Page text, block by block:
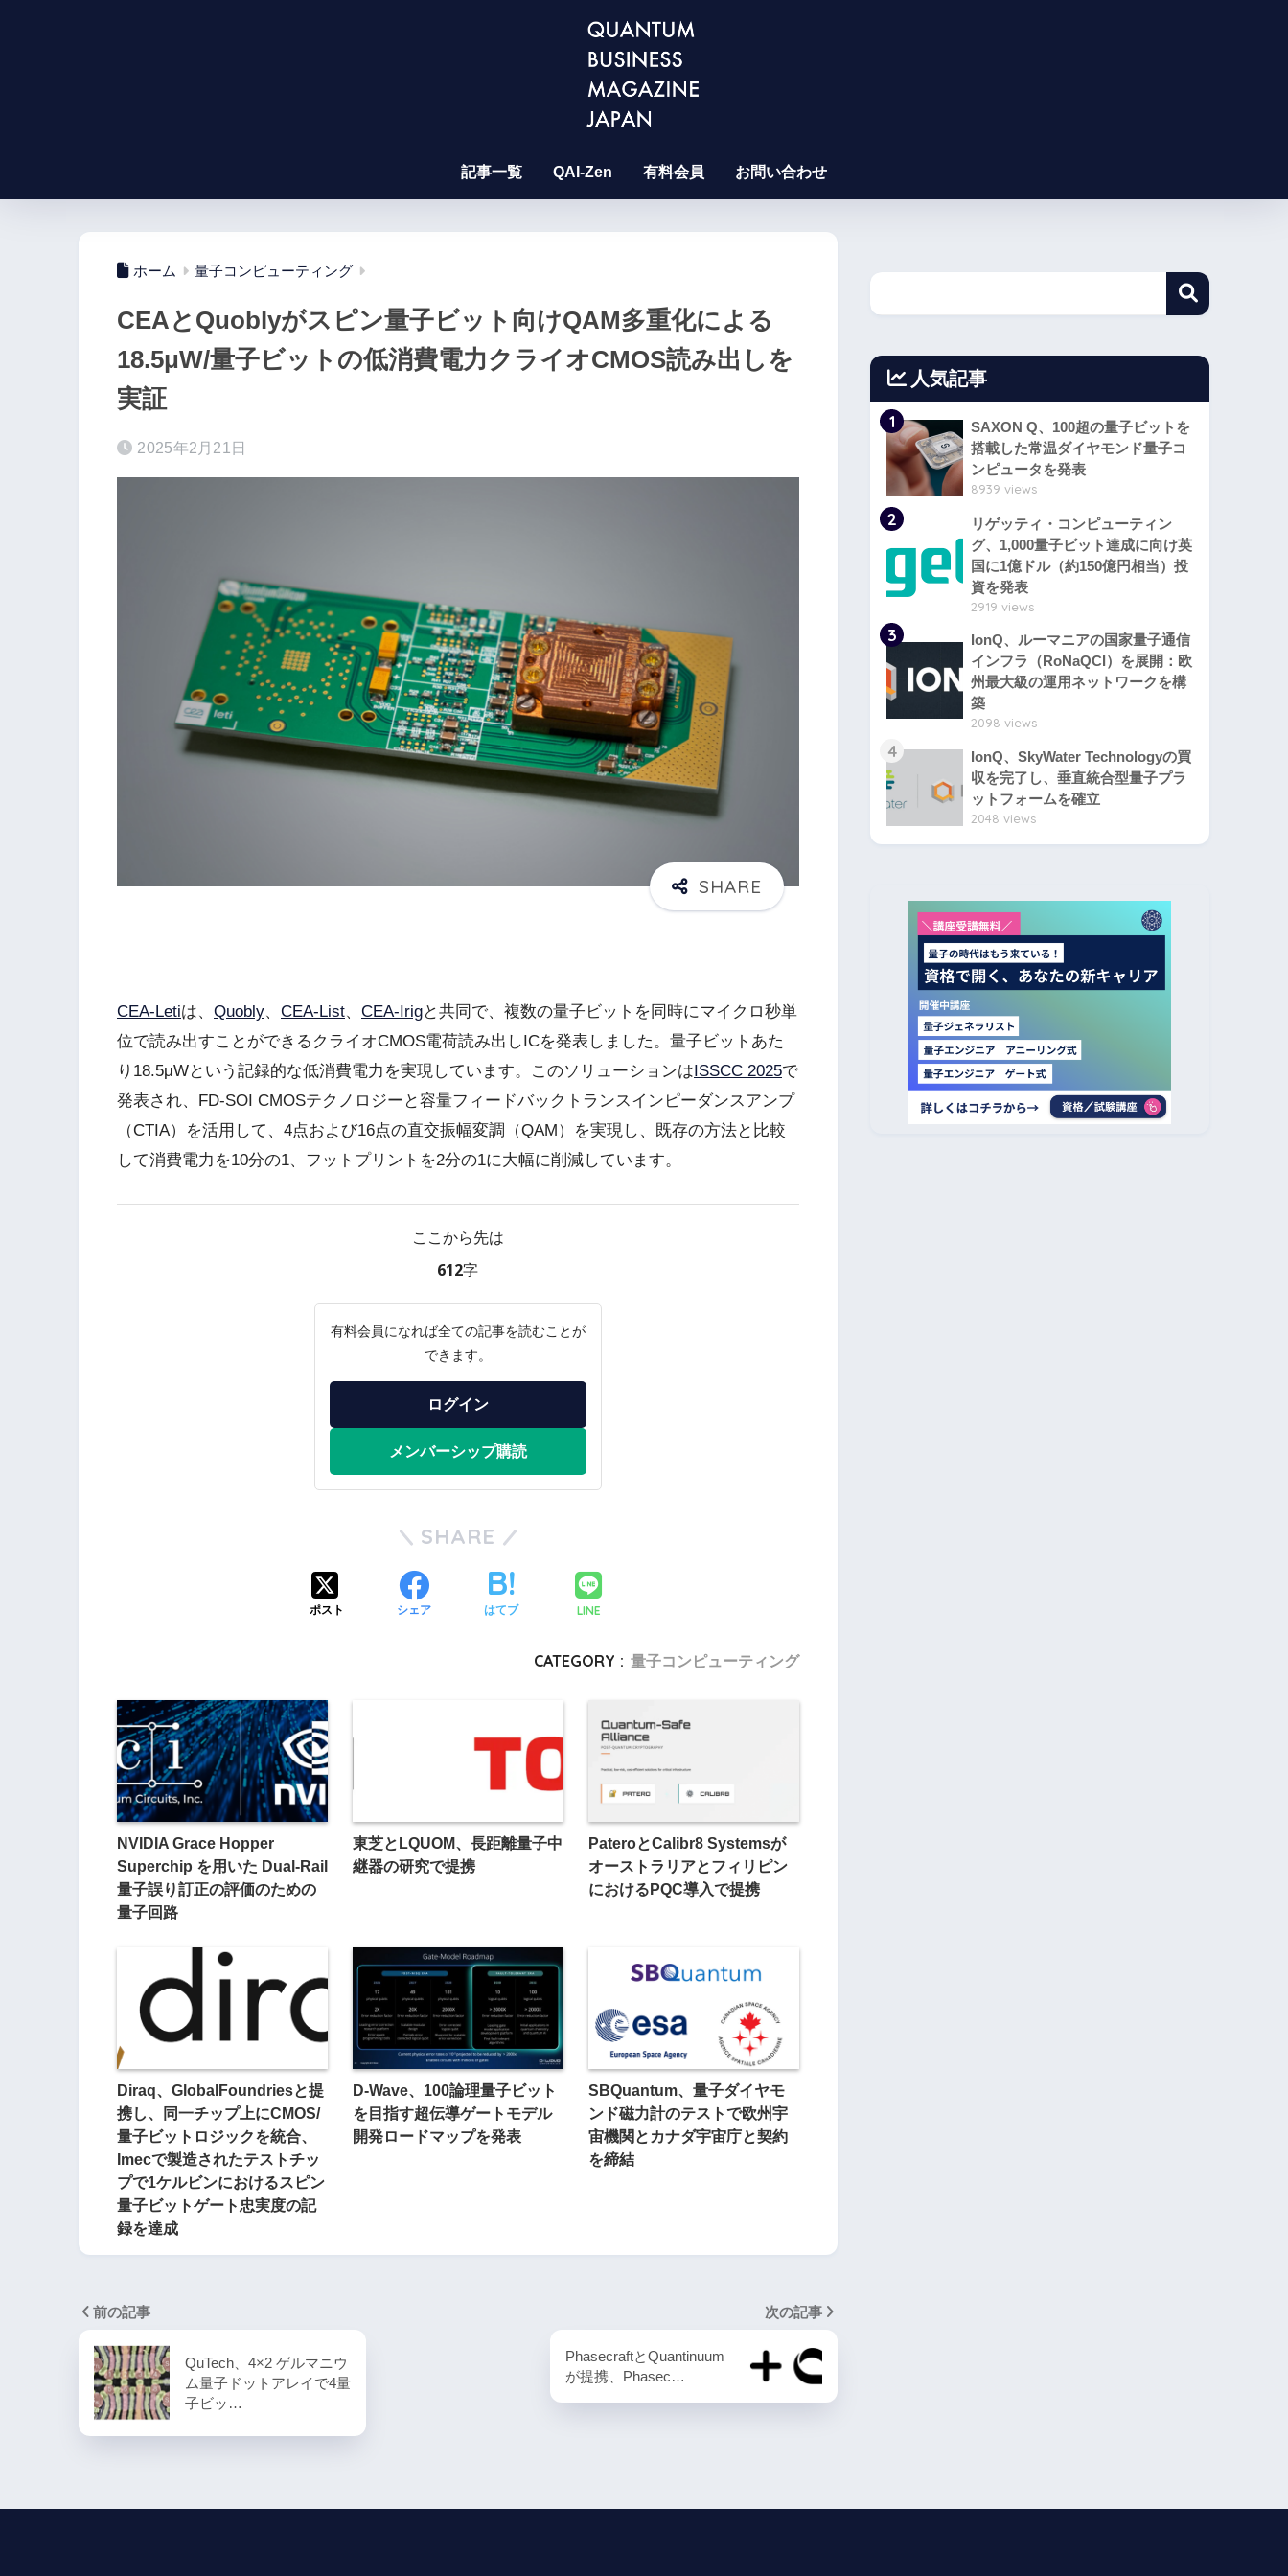
記事一覧 QAI-Zen 有料会員 お問い合わせ
ホーム 量子コンピューティング
CEAとQuoblyがスピン量子ビット向けQAM多重化による
18.5μW/量子ビットの低消費電力クライオCMOS読み出しを
実証
2025年2月21日
CEA-Letiは、 Quobly、 CEA-List、 CEA-Irigと共同で、複数の量子ビットを同時にマイクロ秒単
位で読み出すことができるクライオCMOS電荷読み出しICを発表しました。量子ビットあた
り18.5μWという記録的な低消費電力を実現しています。このソリューションは ISSCC 2025で
発表され、FD-SOI CMOSテクノロジーと容量フィードバックトランスインピーダンスアンプ
（CTIA）を活用して、4点および16点の直交振幅変調（QAM）を実現し、既存の方法と比較
して消費電力を10分の1、フットプリントを2分の1に大幅に削減しています。
ここから先は
612字
有料会員になれば全ての記事を読むことが
できます。
ログイン
メンバーシップ購読
SHARE
ポスト シェア はてブ LINE
CATEGORY : 量子コンピューティング
NVIDIA Grace Hopper
Superchip を用いた Dual-Rail
量子誤り訂正の評価のための
量子回路
東芝とLQUOM、長距離量子中
継器の研究で提携
PateroとCalibr8 Systemsが
オーストラリアとフィリピン
におけるPQC導入で提携
Diraq、GlobalFoundriesと提
携し、同一チップ上にCMOS/
量子ビットロジックを統合、
Imecで製造されたテストチッ
プで1ケルビンにおけるスピン
量子ビットゲート忠実度の記
録を達成
D-Wave、100論理量子ビット
を目指す超伝導ゲートモデル
開発ロードマップを発表
SBQuantum、量子ダイヤモ
ンド磁力計のテストで欧州宇
宙機関とカナダ宇宙庁と契約
を締結
前の記事
QuTech、4×2 ゲルマニウ
ム量子ドットアレイで4量
子ビッ…
次の記事
PhasecraftとQuantinuum
が提携、Phasec…
人気記事
1
SAXON Q、100超の量子ビットを
搭載した常温ダイヤモンド量子コ
ンピュータを発表
8939 views
2
リゲッティ・コンピューティン
グ、1,000量子ビット達成に向け英
国に1億ドル（約150億円相当）投
資を発表
2919 views
3
IonQ、ルーマニアの国家量子通信
インフラ（RoNaQCI）を展開：欧
州最大級の運用ネットワークを構
築
2098 views
4
IonQ、SkyWater Technologyの買
収を完了し、垂直統合型量子プラ
ットフォームを確立
2048 views